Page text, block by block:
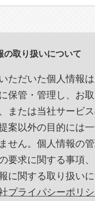
の取り扱いについて
ただいた個人情報
保管・管理し、お
または当社サービ
案以外の目的には
せん。個人情報の管
要求に関する事項
に関する取り扱い
プライパシーポリ